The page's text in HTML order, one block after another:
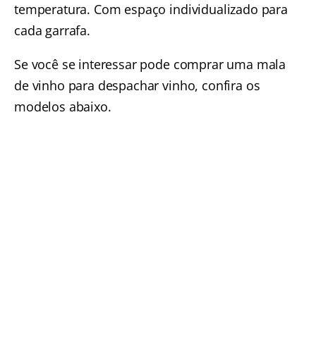
temperatura. Com espaço individualizado para
cada garrafa.
Se você se interessar pode comprar uma mala
de vinho para despachar vinho, confira os
modelos abaixo.